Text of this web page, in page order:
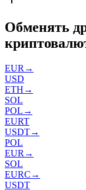
Обменять
EUR →
USD
ETH →
SOL
POL →
EURT
USDT→
POL
EUR →
SOL
EURC →
USDT